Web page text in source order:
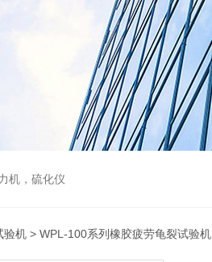
机，硫化仪
验机 > WPL-100系列橡胶疲劳龟裂试验机